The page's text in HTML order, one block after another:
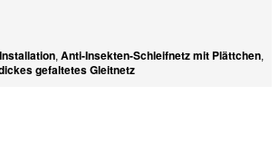
, Anti-Insekten-Schleifnetz mit Plättchen,
gefaltetes Gleitnetz